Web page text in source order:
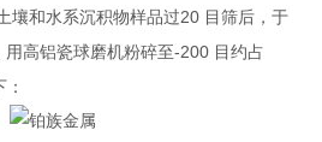
土壤和水系沉积物样品过20 目筛后，于
用高铝瓷球磨机粉碎至-200 目约占